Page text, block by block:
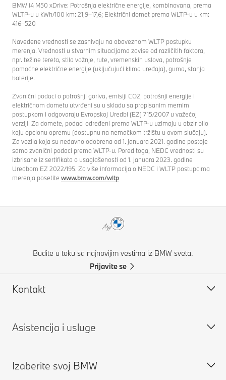
BMW i4 M50 xDrive: Potrošnja električne energije, kombinovana, prema
WLTP-u u kWh/100 km: 21,9–17,6; Električni domet prema WLTP-u u km:
416–520
Navedene vrednosti se zasnivaju na obaveznom WLTP postupku
merenja. Vrednosti u stvarnim situacijama zavise od različitih faktora,
npr. težine tereta, stila vožnje, rute, vremenskih uslova, potrošnje
pomoćne električne energije (uključujući klima uređaja), guma, stanja
baterije.
Zvanični podaci o potrošnji goriva, emisiji CO2, potrošnji energije i
električnom dometu utvrđeni su u skladu sa propisanim mernim
postupkom i odgovaraju Evropskoj Uredbi (EZ) 715/2007 u važećoj
verziji. Za domete, podaci određeni prema WLTP-u uzimaju u obzir bilo
koju opcionu opremu (dostupnu na nemačkom tržištu u ovom slučaju).
Za vozila koja su nedavno odobrena od 1. januara 2021. godine postoje
samo zvanični podaci prema WLTP-u. Pored toga, NEDC vrednosti su
izbrisane iz sertifikata o usaglašenosti od 1. januara 2023. godine
Uredbom EZ 2022/195. Za više informacija o NEDC i WLTP postupcima
merenja posetite www.bmw.com/wltp
Budite u toku sa najnovijim vestima iz BMW sveta.
Prijavite se
Kontakt
Pronađite BMW partnera
Asistencija i usluge
Zakažite servis
Izaberite svoj BMW